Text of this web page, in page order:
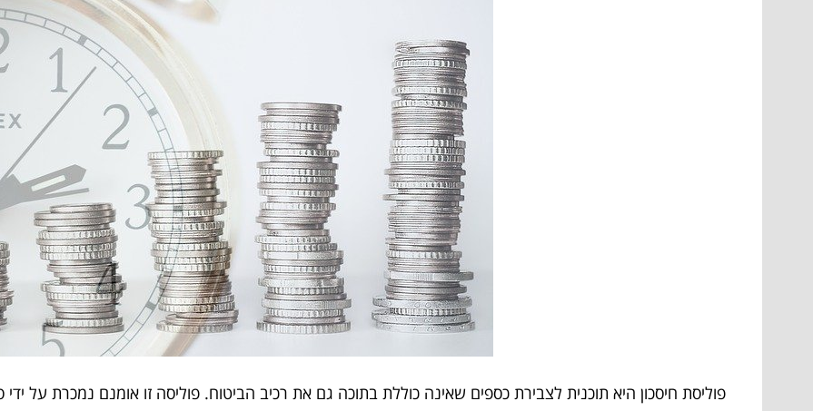
פוליסת חיסכון היא תוכנית לצבירת כספים שאינה כוללת בתוכה גם את רכיב הביטוח. פוליסה זו אומנם נמכרת על ידי